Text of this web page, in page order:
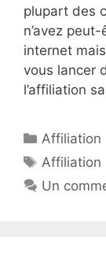
plupart des
n’avez
internet
vous lancer
l’affiliation
Catégories
Affiliation
Étiquettes
Affiliation
Un